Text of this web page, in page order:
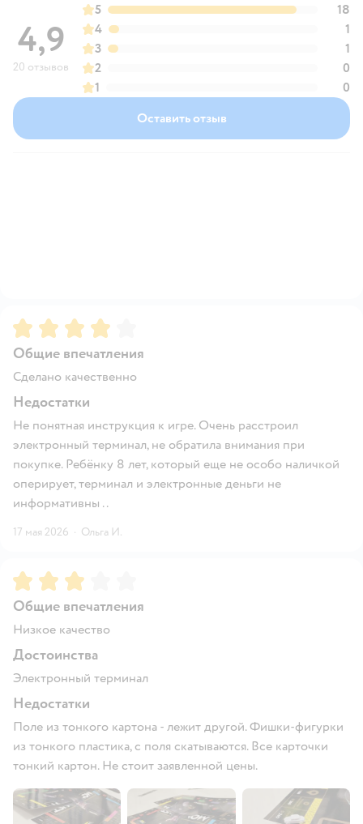
4,9
20 отзывов
5
18
4
1
3
1
2
0
1
0
Оставить отзыв
Рейтинг:4
Общие впечатления
Сделано качественно
Недостатки
Не понятная инструкция к игре. Очень расстроил
электронный терминал, не обратила внимания при
покупке. Ребёнку 8 лет, который еще не особо наличкой
оперирует, терминал и электронные деньги не
информативны ..
17 мая 2026 · Ольга И.
Рейтинг:3
Общие впечатления
Низкое качество
Достоинства
Электронный терминал
Недостатки
Поле из тонкого картона - лежит другой. Фишки-фигурки
из тонкого пластика, с поля скатываются. Все карточки
тонкий картон. Не стоит заявленной цены.